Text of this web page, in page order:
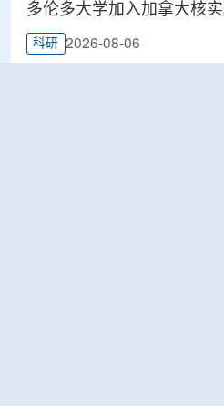
多伦多大学加入加拿大核
科研 2026-08-06